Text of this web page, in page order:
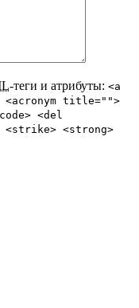
-теги и атрибуты: <a
title="">
<del
<strike> <strong>